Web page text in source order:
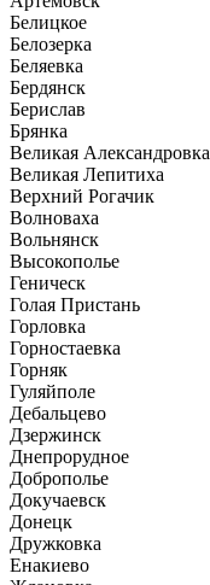
Белицкое
Белозерка
Беляевка
Бердянск
Берислав
Брянка
Великая Александровка
Великая Лепитиха
Верхний Рогачик
Волноваха
Вольнянск
Высокополье
Геническ
Голая Пристань
Горловка
Горностаевка
Горняк
Гуляйполе
Дебальцево
Дзержинск
Днепрорудное
Доброполье
Докучаевск
Донецк
Дружковка
Енакиево